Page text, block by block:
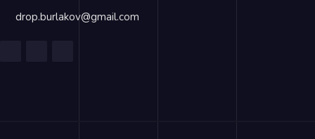
drop.burlakov@gmail.com